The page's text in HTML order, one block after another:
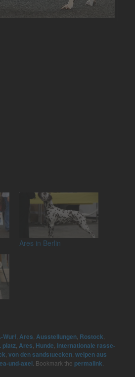
Ares in Berlin
Wurf Ares Ausstellungen Rostock
platz Ares Hunde internationale rasse-
,von den sandstuecken ,welpen aus
und-axel . Bookmark the permalink